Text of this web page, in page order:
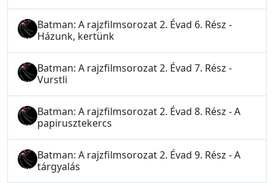
Batman: A rajzfilmsorozat 2. Évad 6. Rész -
Házunk, kertünk
Batman: A rajzfilmsorozat 2. Évad 7. Rész -
Vurstli
Batman: A rajzfilmsorozat 2. Évad 8. Rész - A
papirusztekercs
Batman: A rajzfilmsorozat 2. Évad 9. Rész - A
tárgyalás